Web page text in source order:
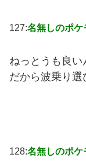
127:名無しのポケ
ねっとうも良
だから波乗り選
128:名無しのポケ